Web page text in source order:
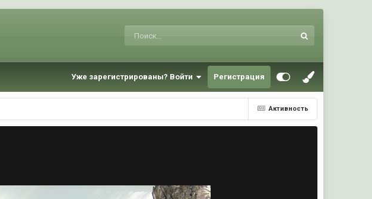
Уже зарегистрированы? Войти Регистрация
Активность